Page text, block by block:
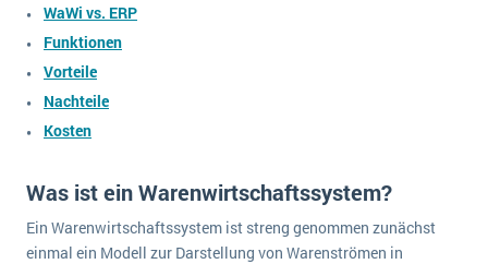
Produktion
Immobilien
Services
Textil und Mode
Versorgung
Service Level Agreements (SLA) und ERP: Was muss man wissen?
ERP-Software für Abfallentsorger
Digitale Arbeitsaufträge in Ihrem ERP- oder FSM-System: clever und effizient
ERP News
WaWi vs. ERP
Funktionen
Vorteile
Nachteile
Kosten
Was ist ein Warenwirtschaftssystem?
Ein Warenwirtschaftssystem ist streng genommen zunächst
einmal ein Modell zur Darstellung von Warenströmen in